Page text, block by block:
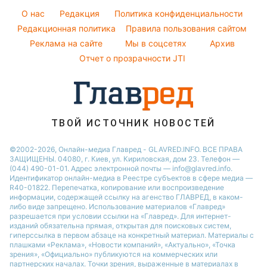
Настя Каменских
Пылевая буря
Красивый маникюр
Модные ошибки
Новости моды
Советы от Андре Тана
O нас Редакция
Политика конфиденциальности
Редакционная политика
Правила пользования сайтом
Реклама на сайте
Мы в соцсетях
Архив
Отчет о прозрачности JTI
ТВОЙ ИСТОЧНИК НОВОСТЕЙ
©2002-2026, Онлайн-медиа Главред - GLAVRED.INFO. ВСЕ ПРАВА
ЗАЩИЩЕНЫ. 04080, г. Киев, ул. Кириловская, дом 23. Телефон —
(044) 490-01-01. Адрес электронной почты — info@glavred.info.
Идентификатор онлайн-медиа в Реестре cубъектов в сфере медиа —
R40-01822. Перепечатка, копирование или воспроизведение
информации, содержащей ссылку на агенство ГЛАВРЕД, в каком-
либо виде запрещено. Использование материалов «Главред»
разрешается при условии ссылки на «Главред». Для интернет-
изданий обязательна прямая, открытая для поисковых систем,
гиперссылка в первом абзаце на конкретный материал. Материалы с
плашками «Реклама», «Новости компаний», «Актуально», «Точка
зрения», «Официально» публикуются на коммерческих или
партнерских началах. Точки зрения, выраженные в материалах в